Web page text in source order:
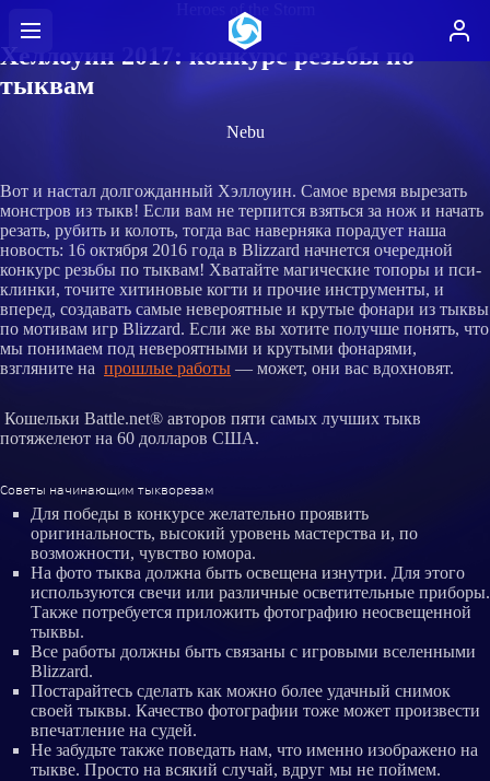
Heroes of the Storm
Хеллоуин 2017: конкурс резьбы по
тыквам
Nebu
Вот и настал долгожданный Хэллоуин. Самое время вырезать
монстров из тыкв! Если вам не терпится взяться за нож и начать
резать, рубить и колоть, тогда вас наверняка порадует наша
новость: 16 октября 2016 года в Blizzard начнется очередной
конкурс резьбы по тыквам! Хватайте магические топоры и пси-
клинки, точите хитиновые когти и прочие инструменты, и
вперед, создавать самые невероятные и крутые фонари из тыквы
по мотивам игр Blizzard. Если же вы хотите получше понять, что
мы понимаем под невероятными и крутыми фонарями,
взгляните на прошлые работы — может, они вас вдохновят.
Кошельки Battle.net® авторов пяти самых лучших тыкв
потяжелеют на 60 долларов США.
Советы начинающим тыкворезам
Для победы в конкурсе желательно проявить
оригинальность, высокий уровень мастерства и, по
возможности, чувство юмора.
На фото тыква должна быть освещена изнутри. Для этого
используются свечи или различные осветительные приборы.
Также потребуется приложить фотографию неосвещенной
тыквы.
Все работы должны быть связаны с игровыми вселенными
Blizzard.
Постарайтесь сделать как можно более удачный снимок
своей тыквы. Качество фотографии тоже может произвести
впечатление на судей.
Не забудьте также поведать нам, что именно изображено на
тыкве. Просто на всякий случай, вдруг мы не поймем.